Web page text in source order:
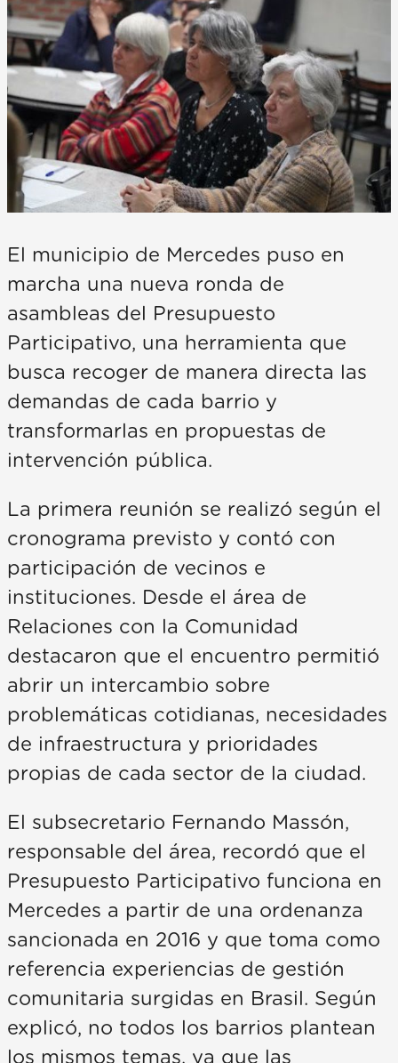
El municipio de Mercedes puso en
marcha una nueva ronda de
asambleas del Presupuesto
Participativo, una herramienta que
busca recoger de manera directa las
demandas de cada barrio y
transformarlas en propuestas de
intervención pública.
La primera reunión se realizó según el
cronograma previsto y contó con
participación de vecinos e
instituciones. Desde el área de
Relaciones con la Comunidad
destacaron que el encuentro permitió
abrir un intercambio sobre
problemáticas cotidianas, necesidades
de infraestructura y prioridades
propias de cada sector de la ciudad.
El subsecretario Fernando Massón,
responsable del área, recordó que el
Presupuesto Participativo funciona en
Mercedes a partir de una ordenanza
sancionada en 2016 y que toma como
referencia experiencias de gestión
comunitaria surgidas en Brasil. Según
explicó, no todos los barrios plantean
los mismos temas, ya que las